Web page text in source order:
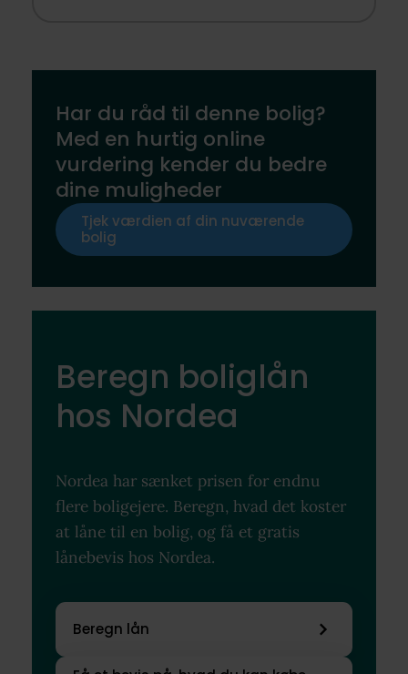
Har du råd til denne bolig?
Med en hurtig online
vurdering kender du bedre
dine muligheder
Tjek værdien af din nuværende
bolig
Beregn boliglån
hos Nordea
Nordea har sænket prisen for endnu
flere boligejere. Beregn, hvad det koster
at låne til en bolig, og få et gratis
lånebevis hos Nordea.
Beregn lån